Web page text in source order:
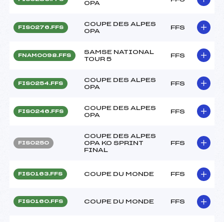
OPA
FIS0276.FFS
COUPE DES ALPES
OPA
FFS
FNAM0098.FFS
SAMSE NATIONAL
TOUR 5
FFS
FIS0254.FFS
COUPE DES ALPES
OPA
FFS
FIS0246.FFS
COUPE DES ALPES
OPA
FFS
FIS0250
COUPE DES ALPES
OPA KO SPRINT
FINAL
FFS
FIS0163.FFS COUPE DU MONDE FFS
FIS0160.FFS COUPE DU MONDE FFS